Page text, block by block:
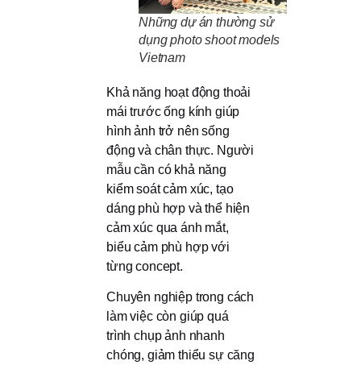
Những dự án thường sử
dụng photo shoot models
Vietnam
Khả năng hoạt động thoải
mái trước ống kính giúp
hình ảnh trở nên sống
động và chân thực. Người
mẫu cần có khả năng
kiểm soát cảm xúc, tạo
dáng phù hợp và thể hiện
cảm xúc qua ánh mắt,
biểu cảm phù hợp với
từng concept.
Chuyên nghiệp trong cách
làm việc còn giúp quá
trình chụp ảnh nhanh
chóng, giảm thiểu sự căng